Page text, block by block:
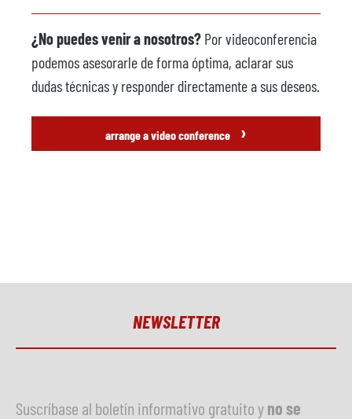
¿No puedes venir a nosotros? Por videoconferencia
podemos asesorarle de forma óptima, aclarar sus
dudas técnicas y responder directamente a sus deseos.
arrange a video conference ›
NEWSLETTER
Suscríbase al boletín informativo gratuito yno se